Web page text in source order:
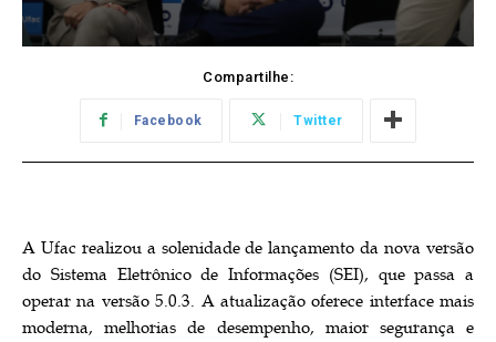
Compartilhe:
Facebook Twitter
A Ufac realizou a solenidade de lançamento da nova versão
do Sistema Eletrônico de Informações (SEI), que passa a
operar na versão 5.0.3. A atualização oferece interface mais
moderna, melhorias de desempenho, maior segurança e